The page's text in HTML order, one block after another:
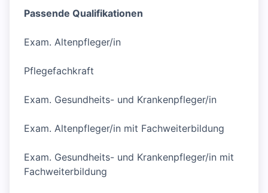
Passende Qualifikationen
Exam. Altenpfleger/in
Pflegefachkraft
Exam. Gesundheits- und Krankenpfleger/in
Exam. Altenpfleger/in mit Fachweiterbildung
Exam. Gesundheits- und Krankenpfleger/in mit
Fachweiterbildung